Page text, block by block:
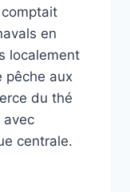
en
localement
pêche aux
du thé
avec
centrale.